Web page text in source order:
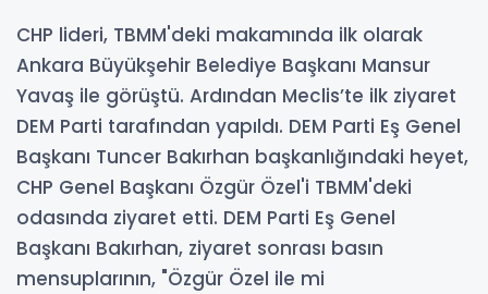
CHP lideri, TBMM'deki makamında ilk olarak
Ankara Büyükşehir Belediye Başkanı Mansur
Yavaş ile görüştü. Ardından Meclis’te ilk ziyaret
DEM Parti tarafından yapıldı. DEM Parti Eş Genel
Başkanı Tuncer Bakırhan başkanlığındaki heyet,
CHP Genel Başkanı Özgür Özel'i TBMM'deki
odasında ziyaret etti. DEM Parti Eş Genel
Başkanı Bakırhan, ziyaret sonrası basın
mensuplarının, "Özgür Özel ile mi